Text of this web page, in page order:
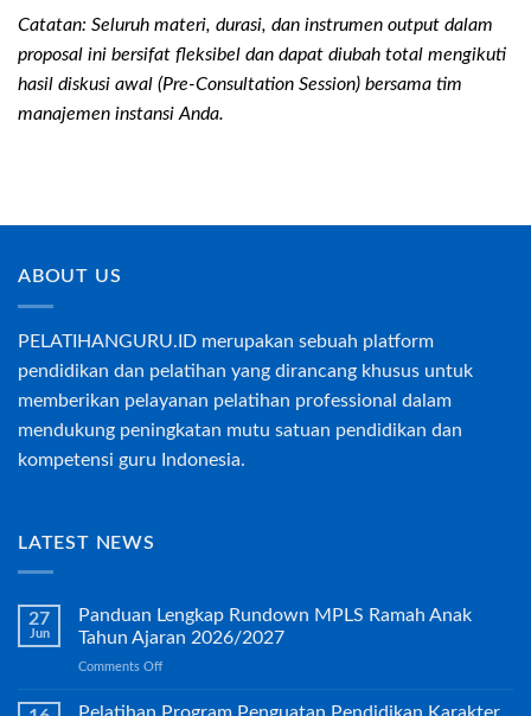
Catatan: Seluruh materi, durasi, dan instrumen output dalam
proposal ini bersifat fleksibel dan dapat diubah total mengikuti
hasil diskusi awal (Pre-Consultation Session) bersama tim
manajemen instansi Anda.
ABOUT US
PELATIHANGURU.ID merupakan sebuah platform
pendidikan dan pelatihan yang dirancang khusus untuk
memberikan pelayanan pelatihan professional dalam
mendukung peningkatan mutu satuan pendidikan dan
kompetensi guru Indonesia.
LATEST NEWS
27
Jun
Panduan Lengkap Rundown MPLS Ramah Anak
Tahun Ajaran 2026/2027
Comments Offon
Lengkap